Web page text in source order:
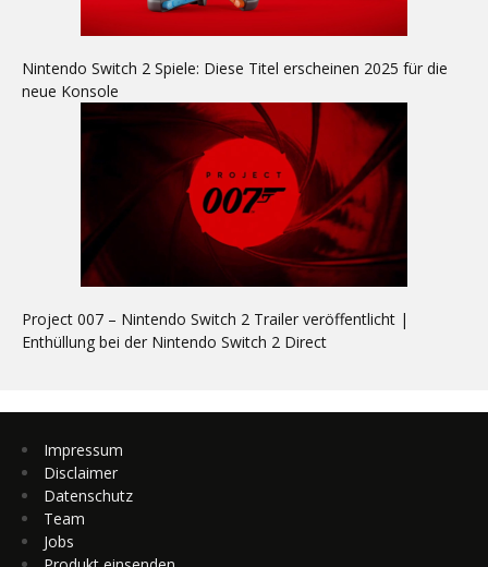
Nintendo Switch 2 Spiele: Diese Titel erscheinen 2025 für die
neue Konsole
Project 007 – Nintendo Switch 2 Trailer veröffentlicht |
Enthüllung bei der Nintendo Switch 2 Direct
Impressum
Disclaimer
Datenschutz
Team
Jobs